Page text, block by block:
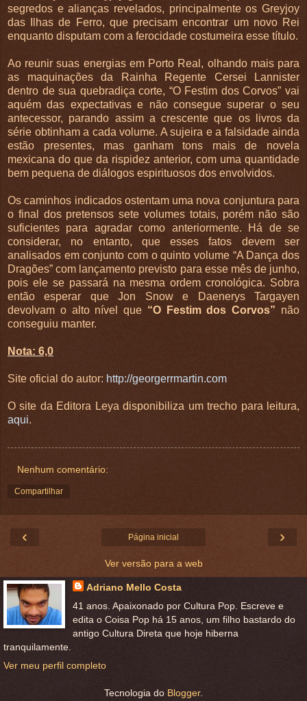
segredos e alianças revelados, principalmente os Greyjoy
das Ilhas de Ferro, que precisam encontrar um novo Rei
enquanto disputam com a ferocidade costumeira esse título.
Ao reunir suas energias em Porto Real, olhando mais para
as maquinações da Rainha Regente Cersei Lannister
dentro de sua quebradiça corte, “O Festim dos Corvos” vai
aquém das expectativas e não consegue superar o seu
antecessor, parando assim a crescente que os livros da
série obtinham a cada volume. A sujeira e a falsidade ainda
estão presentes, mas ganham tons mais de novela
mexicana do que da rispidez anterior, com uma quantidade
bem pequena de diálogos espirituosos dos envolvidos.
Os caminhos indicados ostentam uma nova conjuntura para
o final dos pretensos sete volumes totais, porém não são
suficientes para agradar como anteriormente. Há de se
considerar, no entanto, que esses fatos devem ser
analisados em conjunto com o quinto volume “A Dança dos
Dragões” com lançamento previsto para esse mês de junho,
pois ele se passará na mesma ordem cronológica. Sobra
então esperar que Jon Snow e Daenerys Targayen
devolvam o alto nível que “O Festim dos Corvos” não
conseguiu manter.
Nota: 6,0
Site oficial do autor: http://georgerrmartin.com
O site da Editora Leya disponibiliza um trecho para leitura,
aqui.
Nenhum comentário:
Compartilhar
‹ ›
Página inicial
Ver versão para a web
Adriano Mello Costa
41 anos. Apaixonado por Cultura Pop. Escreve e
edita o Coisa Pop há 15 anos, um filho bastardo do
antigo Cultura Direta que hoje hiberna
tranquilamente.
Ver meu perfil completo
Tecnologia do Blogger.